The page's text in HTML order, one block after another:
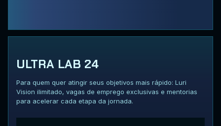
ULTRA LAB 24
Para quem quer atingir seus objetivos mais rápido: Luri
Vision ilimitado, vagas de emprego exclusivas e mentorias
para acelerar cada etapa da jornada.